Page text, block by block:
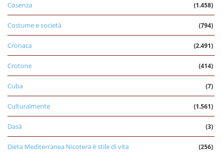
Cosenza (1.458)
Costume e società (794)
Cronaca (2.491)
Crotone (414)
Cuba (7)
Culturalmente (1.561)
Dasà (3)
Dieta Mediterranea Nicotera è stile di vita (256)